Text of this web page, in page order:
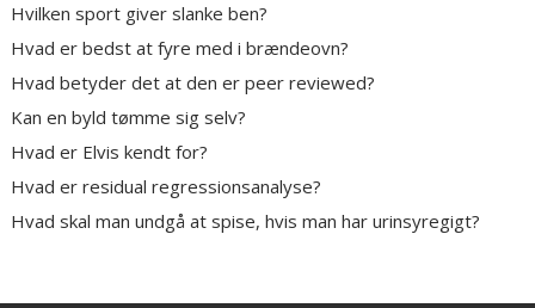
Hvilken sport giver slanke ben?
Hvad er bedst at fyre med i brændeovn?
Hvad betyder det at den er peer reviewed?
Kan en byld tømme sig selv?
Hvad er Elvis kendt for?
Hvad er residual regressionsanalyse?
Hvad skal man undgå at spise, hvis man har urinsyregigt?